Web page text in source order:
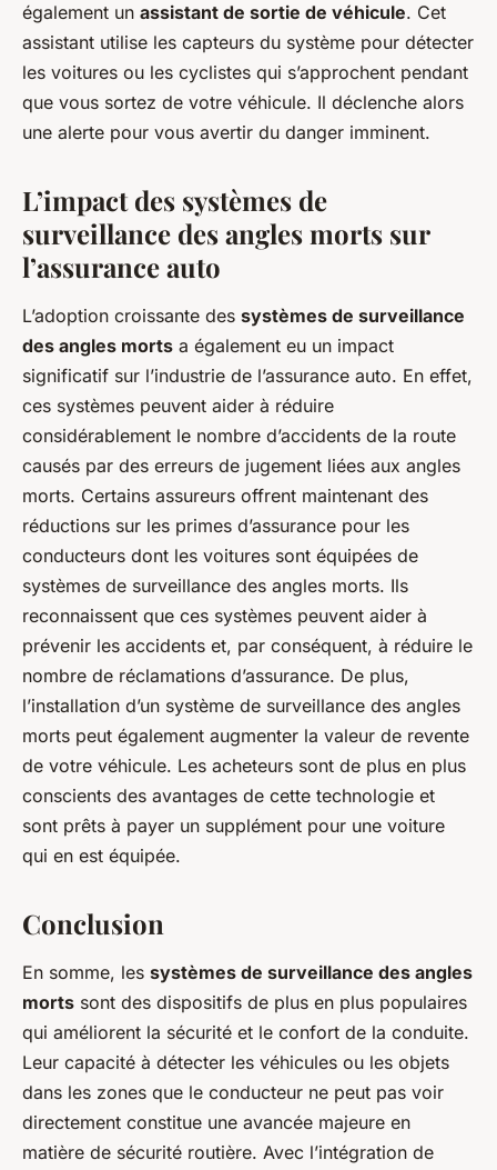
également un assistant de sortie de véhicule. Cet
assistant utilise les capteurs du système pour détecter
les voitures ou les cyclistes qui s’approchent pendant
que vous sortez de votre véhicule. Il déclenche alors
une alerte pour vous avertir du danger imminent.
L’impact des systèmes de
surveillance des angles morts sur
l’assurance auto
L’adoption croissante des systèmes de surveillance
des angles morts a également eu un impact
significatif sur l’industrie de l’assurance auto. En effet,
ces systèmes peuvent aider à réduire
considérablement le nombre d’accidents de la route
causés par des erreurs de jugement liées aux angles
morts. Certains assureurs offrent maintenant des
réductions sur les primes d’assurance pour les
conducteurs dont les voitures sont équipées de
systèmes de surveillance des angles morts. Ils
reconnaissent que ces systèmes peuvent aider à
prévenir les accidents et, par conséquent, à réduire le
nombre de réclamations d’assurance. De plus,
l’installation d’un système de surveillance des angles
morts peut également augmenter la valeur de revente
de votre véhicule. Les acheteurs sont de plus en plus
conscients des avantages de cette technologie et
sont prêts à payer un supplément pour une voiture
qui en est équipée.
Conclusion
En somme, les systèmes de surveillance des angles
morts sont des dispositifs de plus en plus populaires
qui améliorent la sécurité et le confort de la conduite.
Leur capacité à détecter les véhicules ou les objets
dans les zones que le conducteur ne peut pas voir
directement constitue une avancée majeure en
matière de sécurité routière. Avec l’intégration de